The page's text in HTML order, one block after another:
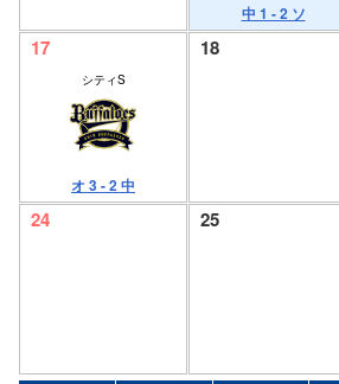
中 1 - 2 ソ
17
シティS
オ 3 - 2 中
18
24 25